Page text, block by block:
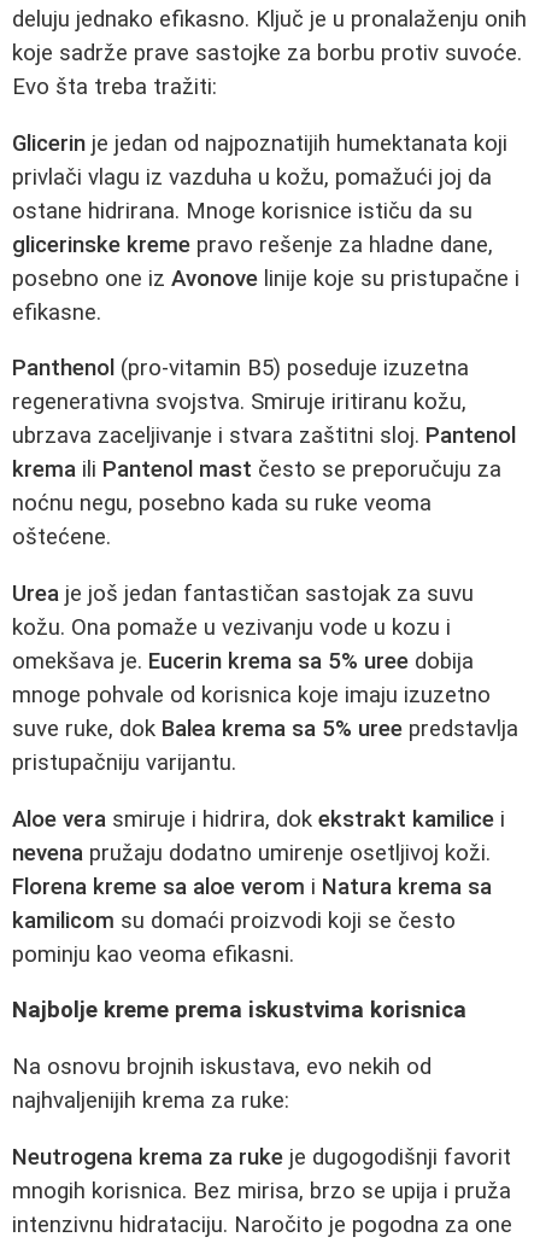
deluju jednako efikasno. Ključ je u pronalaženju onih
koje sadrže prave sastojke za borbu protiv suvoće.
Evo šta treba tražiti:
Glicerin je jedan od najpoznatijih humektanata koji
privlači vlagu iz vazduha u kožu, pomažući joj da
ostane hidrirana. Mnoge korisnice ističu da su
glicerinske kreme pravo rešenje za hladne dane,
posebno one iz Avonove linije koje su pristupačne i
efikasne.
Panthenol (pro-vitamin B5) poseduje izuzetna
regenerativna svojstva. Smiruje iritiranu kožu,
ubrzava zaceljivanje i stvara zaštitni sloj. Pantenol
krema ili Pantenol mast često se preporučuju za
noćnu negu, posebno kada su ruke veoma
oštećene.
Urea je još jedan fantastičan sastojak za suvu
kožu. Ona pomaže u vezivanju vode u kozu i
omekšava je. Eucerin krema sa 5% uree dobija
mnoge pohvale od korisnica koje imaju izuzetno
suve ruke, dok Balea krema sa 5% uree predstavlja
pristupačniju varijantu.
Aloe vera smiruje i hidrira, dok ekstrakt kamilice i
nevena pružaju dodatno umirenje osetljivoj koži.
Florena kreme sa aloe verom i Natura krema sa
kamilicom su domaći proizvodi koji se često
pominju kao veoma efikasni.
Najbolje kreme prema iskustvima korisnica
Na osnovu brojnih iskustava, evo nekih od
najhvaljenijih krema za ruke:
Neutrogena krema za ruke je dugogodišnji favorit
mnogih korisnica. Bez mirisa, brzo se upija i pruža
intenzivnu hidrataciju. Naročito je pogodna za one